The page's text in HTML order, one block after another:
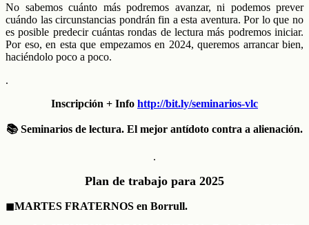
No sabemos cuánto más podremos avanzar, ni podemos prever
cuándo las circunstancias pondrán fin a esta aventura. Por lo que no
es posible predecir cuántas rondas de lectura más podremos iniciar.
Por eso, en esta que empezamos en 2024, queremos arrancar bien,
haciéndolo poco a poco.
.
Inscripción + Info http://bit.ly/seminarios-vlc
📚 Seminarios de lectura. El mejor antídoto contra a alienación.
.
Plan de trabajo para 2025
◼︎MARTES FRATERNOS en Borrull.